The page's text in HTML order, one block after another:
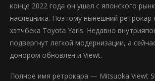
конце 2022 года он ушел с японского
наследника. Поэтому нынешний ретрокар
хэтчбека Toyota Yaris. Недавно
подвергнут легкой модернизации, а
донором обновлен и Viewt.
Полное имя ретрокара — Mitsuoka Viewt